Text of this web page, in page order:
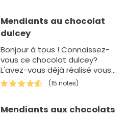
Mendiants au chocolat
dulcey
Bonjour à tous ! Connaissez-
vous ce chocolat dulcey?
L'avez-vous déjà réalisé vous-
même? Ce n'est pas
compliqué, il…
(15 notes)
Mendiants aux chocolats